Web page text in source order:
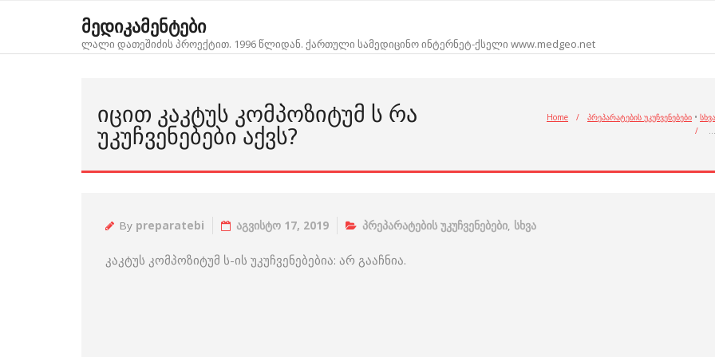
მედიკამენტები
ლალი დათეშიძის პროექტით. 1996 წლიდან. ქართული სამედიცინო ინტერნეტ-ქსელი www.medgeo.net
ᲘᲪᲘᲗ ᲙᲐᲙᲢᲣᲡ ᲙᲝᲛᲞᲝᲖᲘᲢᲣᲛ Ს ᲠᲐ
ᲣᲙᲣᲩᲕᲔᲜᲔᲑᲔᲑᲘ ᲐᲥᲕᲡ?
Home / პრეპარატების უკუჩვენებები • სხვა
/
…
By preparatebi აგვისტო 17, 2019 პრეპარატების უკუჩვენებები, სხვა
კაკტუს კომპოზიტუმ ს-ის უკუჩვენებებია: არ გააჩნია.